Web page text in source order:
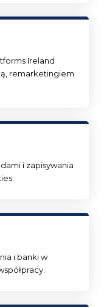
Ireland
remarketingiem
i zapisywania
i banki w